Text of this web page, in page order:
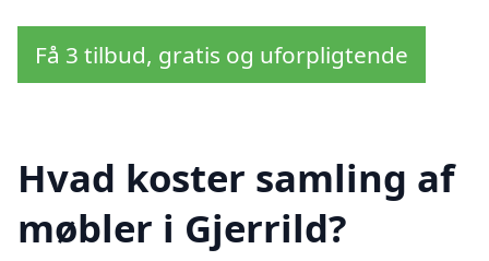
Få 3 tilbud, gratis og uforpligtende
Hvad koster samling af
møbler i Gjerrild?